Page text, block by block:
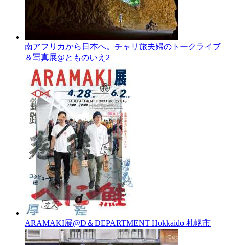
南アフリカから日本へ。チャリ旅夫婦のトークライブ
＆写真展@とものいえ2
ARAMAKI展@D＆DEPARTMENT Hokkaido 札幌市